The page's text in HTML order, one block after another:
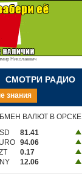
Николаевич
СМОТРИ РАДИО
знания
ВАЛЮТ В ОРСКЕ
81.41
94.06
0.17
12.06